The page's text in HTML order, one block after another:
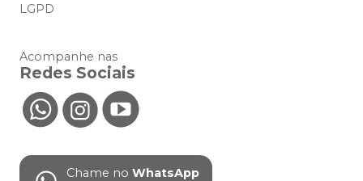
LGPD
Acompanhe nas
Redes Sociais
Chame no WhatsApp